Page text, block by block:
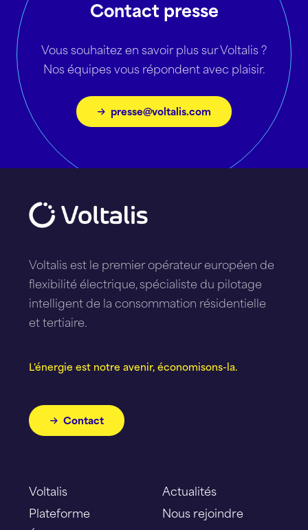
Contact presse
Vous souhaitez en savoir plus sur Voltalis ?
Nos équipes vous répondent avec plaisir.
presse@voltalis.com
Voltalis est le premier opérateur européen de
flexibilité électrique, spécialiste du pilotage
intelligent de la consommation résidentielle
et tertiaire.
L'énergie est notre avenir, économisons-la.
Contact
Voltalis
Plateforme
Actualités
Nous rejoindre